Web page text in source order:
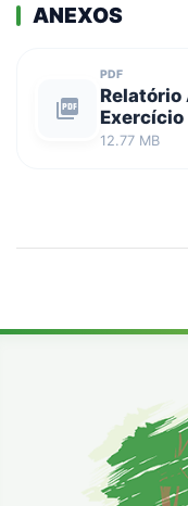
ANEXOS
picture_as_pdf
PDF
12.77 MB